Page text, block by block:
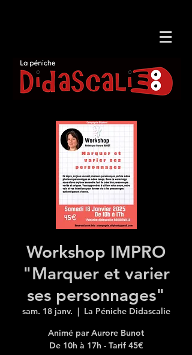
Workshop IMPRO
"Marquer et varier
ses personnages"
sam. 18 janv.
  |
La Péniche Didascalie
Animé par Aurore Bunot
De 10h à 17h - Tarif 45€